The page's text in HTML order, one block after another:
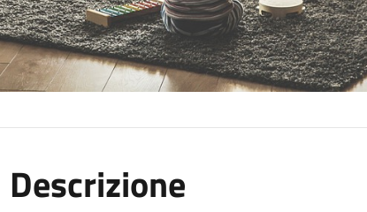
Descrizione